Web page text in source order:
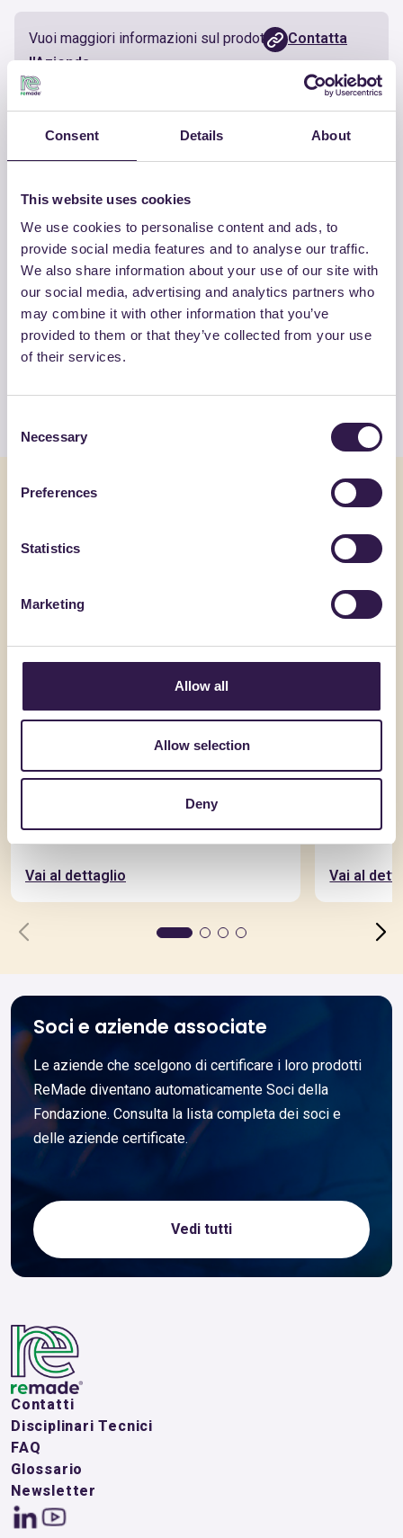
Consent Details About
This website uses cookies
We use cookies to personalise content and ads, to
provide social media features and to analyse our traffic.
We also share information about your use of our site with
our social media, advertising and analytics partners who
may combine it with other information that you’ve
provided to them or that they’ve collected from your use
of their services.
Selection
Necessary
Preferences
Statistics
Marketing
Allow all
Allow selection
Deny
Vuoi maggiori informazioni sul prodotto? Contatta
l'Azienda
ALTRI PRODOTTI
Guarda la lista completa dei prodotti
certificati di COLMEF SRL
Guarda l’elenco
Potrebbe interessarti anche
Edilizia
RcK10S3D12_CAM
Vai al dettaglio
Edilizia
Vai al
Soci e aziende associate
Le aziende che scelgono di certificare i loro prodotti
ReMade diventano automaticamente Soci della
Fondazione. Consulta la lista completa dei soci e
delle aziende certificate.
Vedi tutti
Contatti
Disciplinari Tecnici
FAQ
Glossario
Newsletter